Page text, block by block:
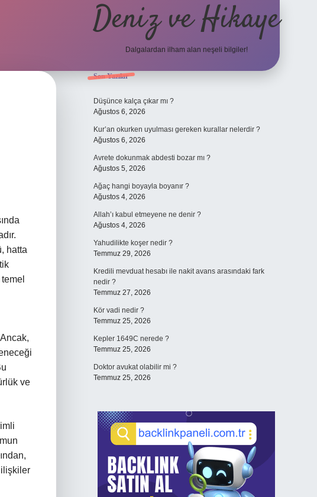
Deniz ve Hikaye
Dalgalardan ilham alan neşeli bilgiler!
hatta
ve
Sidebar
Son Yazılar
Düşünce kalça çıkar mı ?
Ağustos 6, 2026
Kur’an okurken uyulması gereken kurallar nelerdir ?
Ağustos 6, 2026
Avrete dokunmak abdesti bozar mı ?
Ağustos 5, 2026
Ağaç hangi boyayla boyanır ?
Ağustos 4, 2026
Allah’ı kabul etmeyene ne denir ?
Ağustos 4, 2026
Yahudilikte koşer nedir ?
Temmuz 29, 2026
Kredili mevduat hesabı ile nakit avans arasındaki fark
nedir ?
Temmuz 27, 2026
Kör vadi nedir ?
Temmuz 25, 2026
Kepler 1649C nerede ?
Temmuz 25, 2026
Doktor avukat olabilir mi ?
Temmuz 25, 2026
ilbet yeni giriş